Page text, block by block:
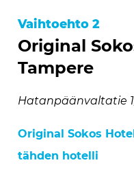
Vaihtoehto 2
Original
Tampere
Hatanpäänvaltatie
Original Sokos
tähden hotelli